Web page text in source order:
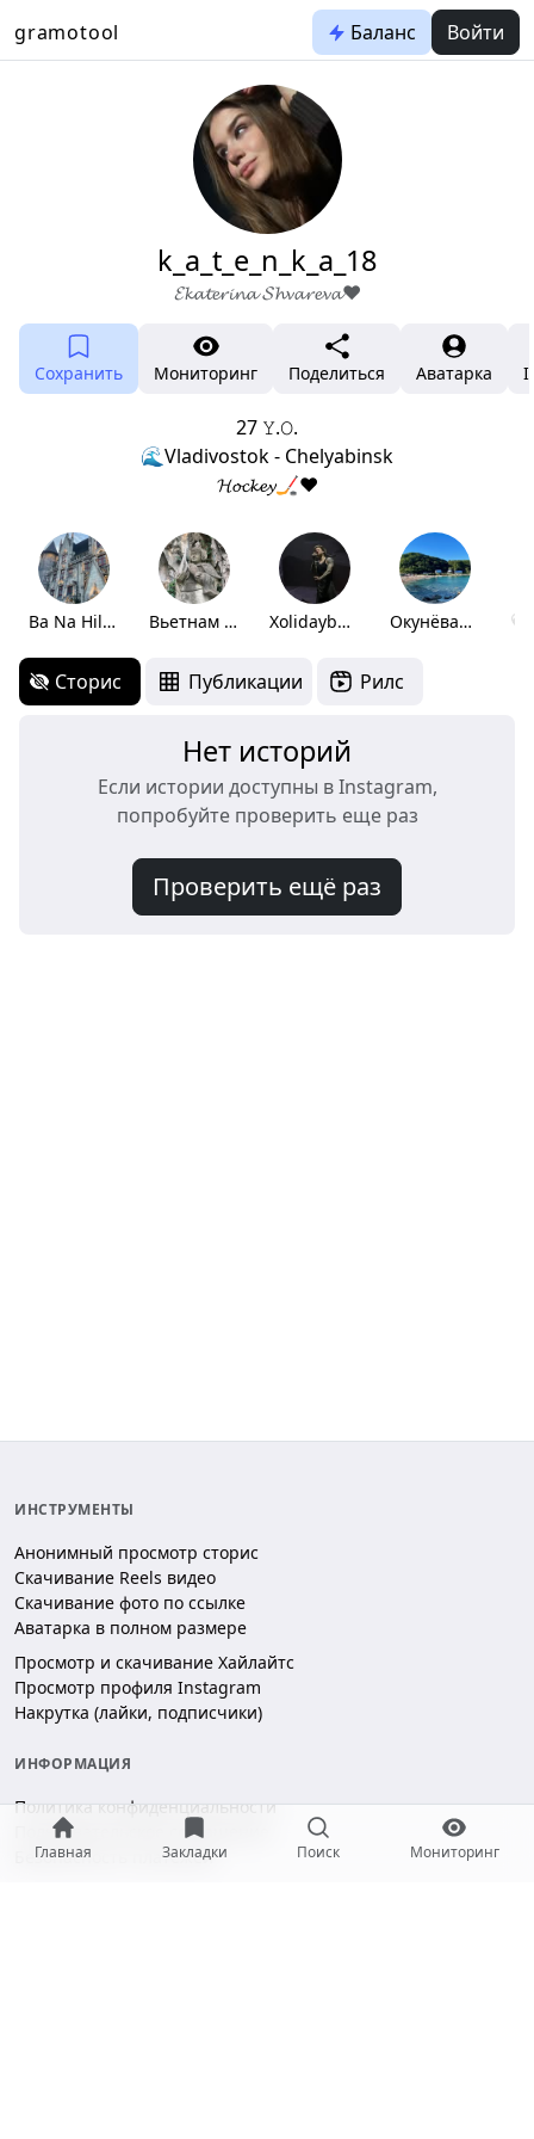
gramotool Баланс Войти
Главная Закладки Поиск Мониторинг
k_a_t_e_n_k_a_18
𝓔𝓴𝓪𝓽𝓮𝓻𝓲𝓷𝓪 𝓢𝓱𝓿𝓪𝓻𝓮𝓿𝓪❤️
Сохранить Мониторинг Поделиться Аватарка
27 𝚈.𝙾.
🌊Vladivostok - Chelyabinsk
𝓗𝓸𝓬𝓴𝓮𝔂🏒♥️
Ba Na Hills❤️ Вьетнам 🇻🇳 Xolidayboy❤️‍🔥 Окунёвая💙
Сторис Публикации Рилс
Нет историй
Если истории доступны в Instagram,
попробуйте проверить еще раз
Проверить ещё раз
ИНСТРУМЕНТЫ
Анонимный просмотр сторис
Скачивание Reels видео
Скачивание фото по ссылке
Аватарка в полном размере
Просмотр и скачивание Хайлайтс
Просмотр профиля Instagram
Накрутка (лайки, подписчики)
ИНФОРМАЦИЯ
Политика конфиденциальности
Пользовательское соглашение
Безопасность платежей